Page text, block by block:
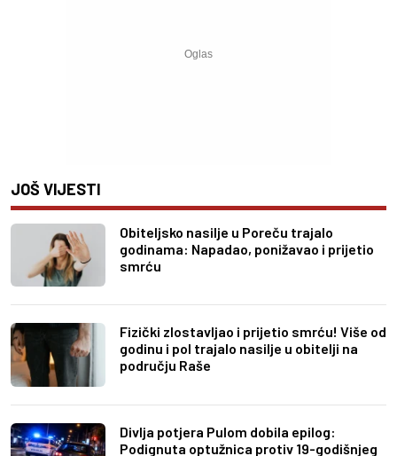
JOŠ VIJESTI
Obiteljsko nasilje u Poreču trajalo
godinama: Napadao, ponižavao i prijetio
smrću
Fizički zlostavljao i prijetio smrću! Više od
godinu i pol trajalo nasilje u obitelji na
području Raše
Divlja potjera Pulom dobila epilog:
Podignuta optužnica protiv 19-godišnjeg